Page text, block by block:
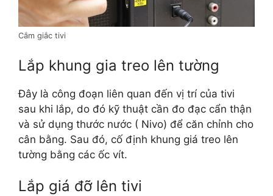
Cắm giắc tivi
Lắp khung gia treo lên tường
Đây là công đoạn liên quan đến vị trí của tivi
sau khi lắp, do đó kỹ thuật cần đo đạc cẩn thận
và sử dụng thước nước ( Nivo) để căn chỉnh cho
cân bằng. Sau đó, cố định khung giá treo lên
tường bằng các ốc vít.
Lắp giá đỡ lên tivi